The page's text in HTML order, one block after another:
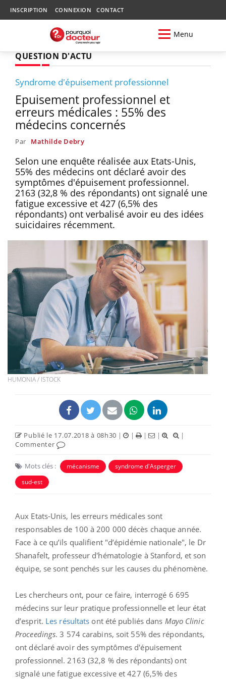
INSCRIPTION CONNEXION CONTACT
Menu
QUESTION D'ACTU
Syndrome d'épuisement professionnel
Epuisement professionnel et
erreurs médicales : 55% des
médecins concernés
Par Mathilde Debry
Selon une enquête réalisée aux Etats-Unis,
55% des médecins ont déclaré avoir des
symptômes d'épuisement professionnel.
2163 (32,8 % des répondants) ont signalé une
fatigue excessive et 427 (6,5% des
répondants) ont verbalisé avoir eu des idées
suicidaires récemment.
HUMONIA / ISTOCK
Publié le 17.07.2018 à 08h30 | | | |
|
Commenter
Mots clés : mécanisme
syndrome d'Asperger
sud-est
Aux Etats-Unis, les erreurs médicales sont
responsables de 100 à 200 000 décès chaque année.
Face à ce qu’ils qualifient "d’épidémie nationale", le Dr
Shanafelt, professeur d'hématologie à Stanford, et son
équipe, se sont penchés sur les causes du phénomène.
Les chercheurs ont, pour ce faire, interrogé 6 695
médecins sur leur pratique professionnelle et leur état
d’esprit. Les résultats ont été publiés dans Mayo Clinic
Proceedings.3 574 carabins, soit 55% des répondants,
ont déclaré avoir des symptômes d'épuisement
professionnel. 2163 (32,8 % des répondants) ont
signalé une fatigue excessive et 427 (6,5% des